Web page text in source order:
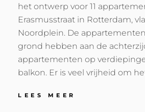
het ontwerp voor 11
Erasmusstraat in Rotterdam,
Noordplein. De
grond hebben aan de
appartementen op
balkon. Er is veel vrijheid om
LEES MEER